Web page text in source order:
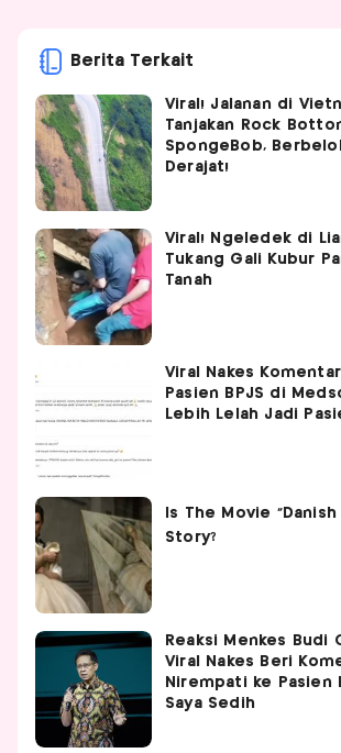
Berita Terkait
Viral! Jalanan di
Tanjakan Rock
SpongeBob,
Derajat!
Viral! Ngeledek di
Tukang Gali Kubur
Tanah
Viral Nakes
Pasien BPJS di
Lebih Lelah Jadi
Reaksi Menkes Budi
Viral Nakes Beri
Nirempati ke Pasien
Saya Sedih